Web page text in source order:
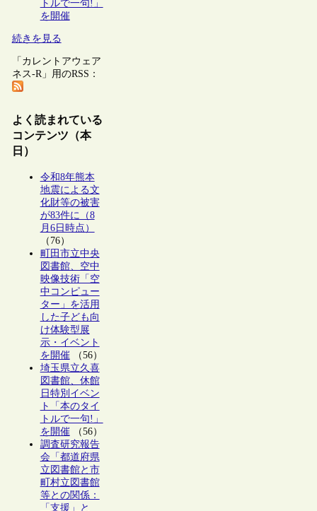
トルで一句!」
を開催
続きを見る
「カレントアウェア
ネス-R」用のRSS：
よく読まれている
コンテンツ（本
日）
令和8年熊本
地震による文
化財等の被害
が83件に（8
月6日時点）
（76）
町田市立中央
図書館、空中
映像技術「空
中コンピュー
ター」を活用
した子ども向
け体験型展
示・イベント
を開催（56）
埼玉県立久喜
図書館、休館
日特別イベン
ト「本のタイ
トルで一句!」
を開催（56）
調査研究報告
会「都道府県
立図書館と市
町村立図書館
等との関係：
「支援」と